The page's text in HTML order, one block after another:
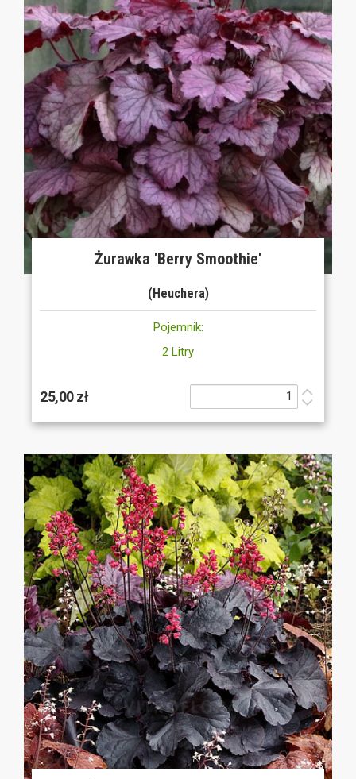
Żurawka 'Berry Smoothie'
(Heuchera)
Pojemnik:
2 Litry
25,00 zł